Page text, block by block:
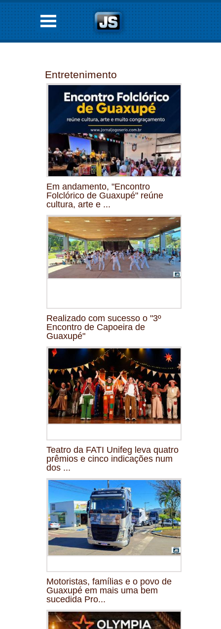
Entretenimento
Em andamento, "Encontro
Folclórico de Guaxupé" reúne
cultura, arte e ...
Realizado com sucesso o "3º
Encontro de Capoeira de
Guaxupé"
Teatro da FATI Unifeg leva quatro
prêmios e cinco indicações num
dos ...
Motoristas, famílias e o povo de
Guaxupé em mais uma bem
sucedida Pro...